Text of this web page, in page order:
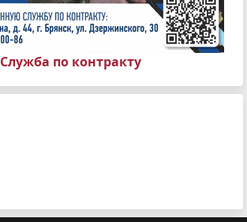
Служба по контракту